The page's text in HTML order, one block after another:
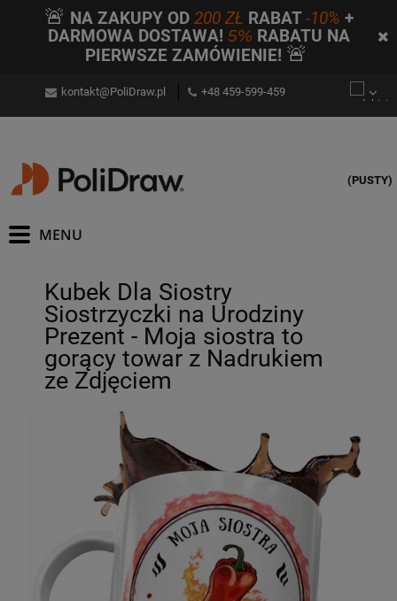
🚨 NA ZAKUPY OD200 ZŁ RABAT-10% +
DARMOWA DOSTAWA! 5% RABATU NA
PIERWSZE ZAMÓWIENIE! 🚨
kontakt@PoliDraw.pl +48 459-599-459
(PUSTY)
Kubek Dla Siostry
Siostrzyczki na Urodziny
Prezent - Moja siostra to
gorący towar z Nadrukiem
ze Zdjęciem